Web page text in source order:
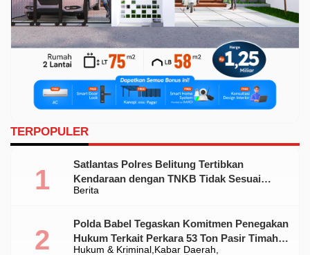
TERPOPULER
Berita
Satlantas Polres Belitung Tertibkan
Kendaraan dengan TNKB Tidak Sesuai
Standar
Hukum & Kriminal Kabar Daerah
Polda Babel Tegaskan Komitmen Penegakan
Hukum Terkait Perkara 53 Ton Pasir Timah